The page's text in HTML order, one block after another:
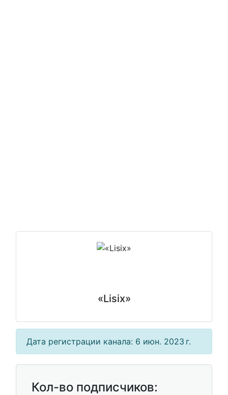
«Lisix»
Дата регистрации канала: 6 июн. 2023 г.
Кол-во подписчиков: